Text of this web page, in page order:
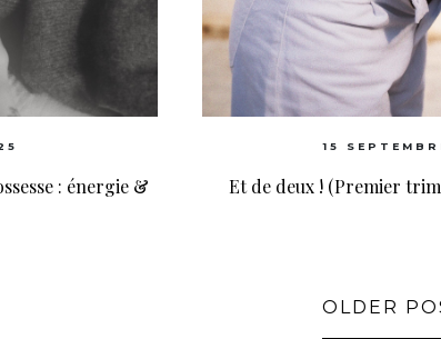
: énergie &
15
Et de deux ! (Premier
OLDER